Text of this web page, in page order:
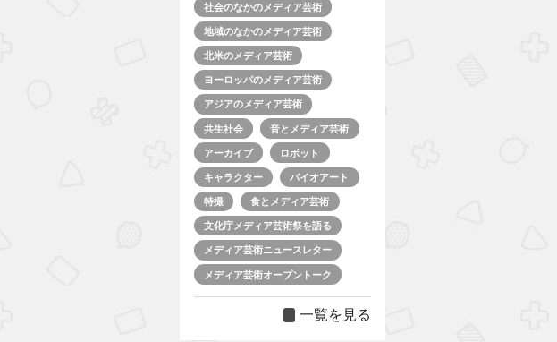
社会のなかのメディア芸術
地域のなかのメディア芸術
北米のメディア芸術
ヨーロッパのメディア芸術
アジアのメディア芸術
共生社会 音とメディア芸術
アーカイブ ロボット
キャラクター バイオアート
特撮 食とメディア芸術
文化庁メディア芸術祭を語る
メディア芸術ニュースレター
メディア芸術オープントーク
一覧を見る